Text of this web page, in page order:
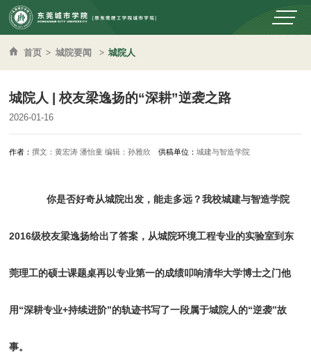
首页 > 城院要闻 > 城院人
城院人 | 校友梁逸扬的“深耕”逆袭之路
2026-01-16
作者：撰文：黄宏涛 潘怡童 编辑：孙雅欣 供稿单位：城建与智造学院
你是否好奇从城院出发，能走多远？我校城建与智造学院
2016级校友梁逸扬给出了答案，从城院环境工程专业的实验室到东
莞理工的硕士课题桌再以专业第一的成绩叩响清华大学博士之门他
用“深耕专业+持续进阶”的轨迹书写了一段属于城院人的“逆袭”故
事。